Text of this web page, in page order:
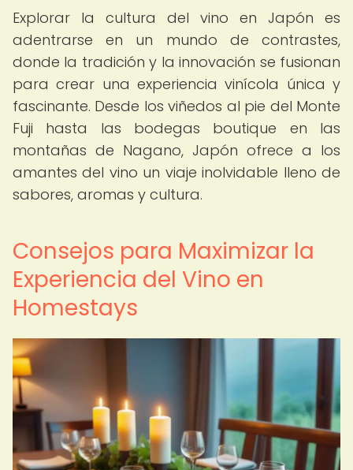
Explorar la cultura del vino en Japón es
adentrarse en un mundo de contrastes,
donde la tradición y la innovación se fusionan
para crear una experiencia vinícola única y
fascinante. Desde los viñedos al pie del Monte
Fuji hasta las bodegas boutique en las
montañas de Nagano, Japón ofrece a los
amantes del vino un viaje inolvidable lleno de
sabores, aromas y cultura.
Consejos para Maximizar la
Experiencia del Vino en
Homestays